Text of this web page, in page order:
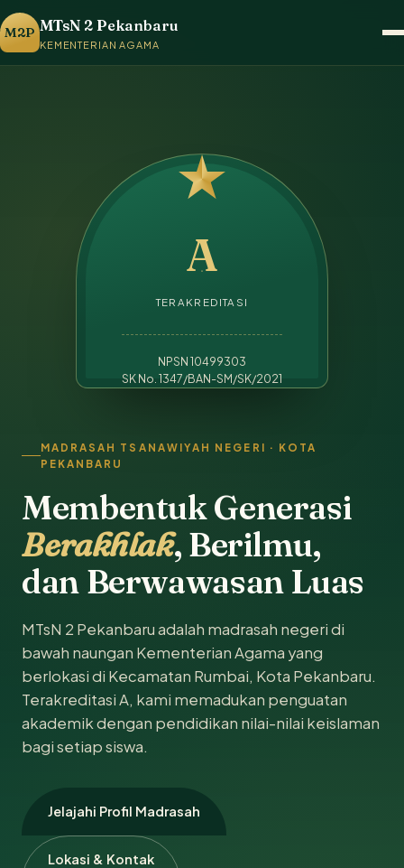
M2P MTsN 2 Pekanbaru
KEMENTERIAN AGAMA
MADRASAH TSANAWIYAH NEGERI · KOTA
PEKANBARU
Membentuk Generasi
Berakhlak, Berilmu,
dan Berwawasan Luas
MTsN 2 Pekanbaru adalah madrasah negeri di
bawah naungan Kementerian Agama yang
berlokasi di Kecamatan Rumbai, Kota Pekanbaru.
Terakreditasi A, kami memadukan penguatan
akademik dengan pendidikan nilai-nilai keislaman
bagi setiap siswa.
Jelajahi Profil Madrasah
Lokasi & Kontak
A
TERAKREDITASI
NPSN 10499303
SK No. 1347/BAN-SM/SK/2021